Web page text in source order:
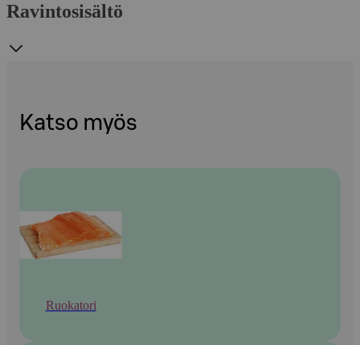
Ravintosisältö
Katso myös
Ruokatori